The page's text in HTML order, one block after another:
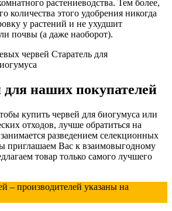
растениеводства. Тем более,
количества этого удобрения никогда
у растений и не ухудшит
почвы (а даже наоборот).
наших покупателей
купить червей для биогумуса или
отходов, лучше обратиться на
разведением селекционных
приглашаем Вас к взаимовыгодному
товар только самого лучшего
– производителей указаны на